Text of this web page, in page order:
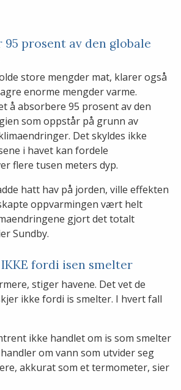
95 prosent av den globale
store mengder mat, klarer også
enorme mengder varme.
å absorbere 95 prosent av den
som oppstår på grunn av
Det skyldes ikke
i havet kan fordele
flere tusen meters dyp.
hatt hav på jorden, ville effekten
oppvarmingen vært helt
gjort det totalt
Sundby.
fordi isen smelter
stiger havene. Det vet de
ikke fordi is smelter. I hvert fall
ikke handlet om is som smelter
om vann som utvider seg
akkurat som et termometer, sier